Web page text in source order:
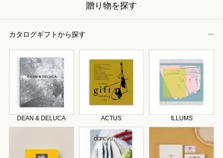
贈り物を探す
カタログギフトから探す
DEAN & DELUCA ACTUS ILLUMS